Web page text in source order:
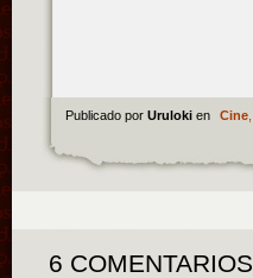
Publicado por Uruloki en Cine,
6 COMENTARIOS